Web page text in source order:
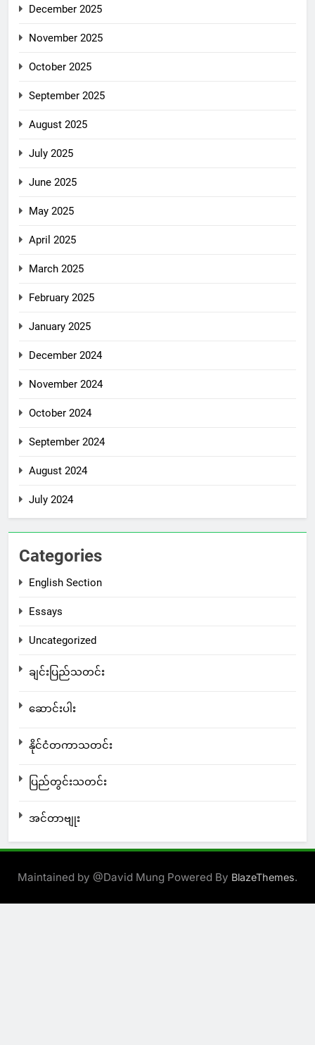
December 2025
November 2025
October 2025
September 2025
August 2025
July 2025
June 2025
May 2025
April 2025
March 2025
February 2025
January 2025
December 2024
November 2024
October 2024
September 2024
August 2024
July 2024
Categories
English Section
Essays
Uncategorized
ချင်းပြည်သတင်း
ဆောင်းပါး
နိုင်ငံတကာသတင်း
ပြည်တွင်းသတင်း
အင်တာဗျုး
Maintained by @David Mung Powered By BlazeThemes.